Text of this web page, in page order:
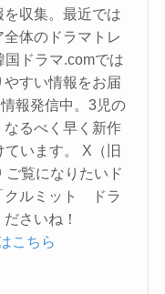
を収集。最近では
体のドラマトレ
ドラマ.comでは
すい情報をお届
報発信中。3児の
るべく早く新作
います。 X（旧
ご覧になりたいド
クルミット ドラ
さいね！
こちら